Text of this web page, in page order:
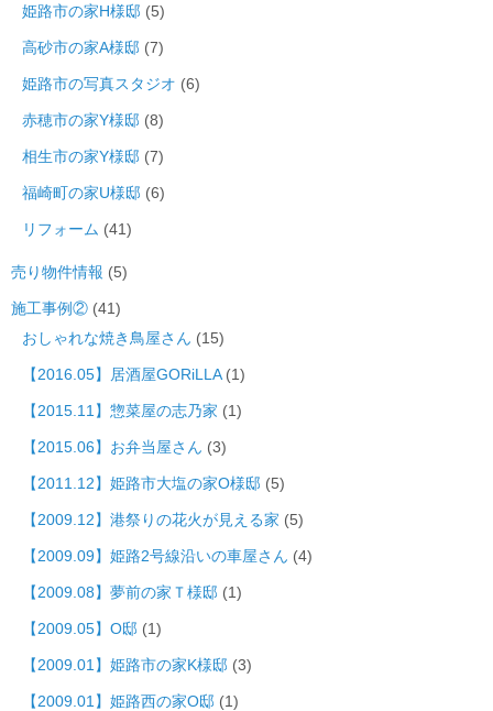
姫路市の家H様邸 (5)
高砂市の家A様邸 (7)
姫路市の写真スタジオ (6)
赤穂市の家Y様邸 (8)
相生市の家Y様邸 (7)
福崎町の家U様邸 (6)
リフォーム (41)
売り物件情報 (5)
施工事例② (41)
おしゃれな焼き鳥屋さん (15)
【2016.05】居酒屋GORiLLA(1)
【2015.11】惣菜屋の志乃家 (1)
【2015.06】お弁当屋さん (3)
【2011.12】姫路市大塩の家O様邸 (5)
【2009.12】港祭りの花火が見える家 (5)
【2009.09】姫路2号線沿いの車屋さん (4)
【2009.08】夢前の家Ｔ様邸 (1)
【2009.05】O邸 (1)
【2009.01】姫路市の家K様邸 (3)
【2009.01】姫路西の家O邸 (1)